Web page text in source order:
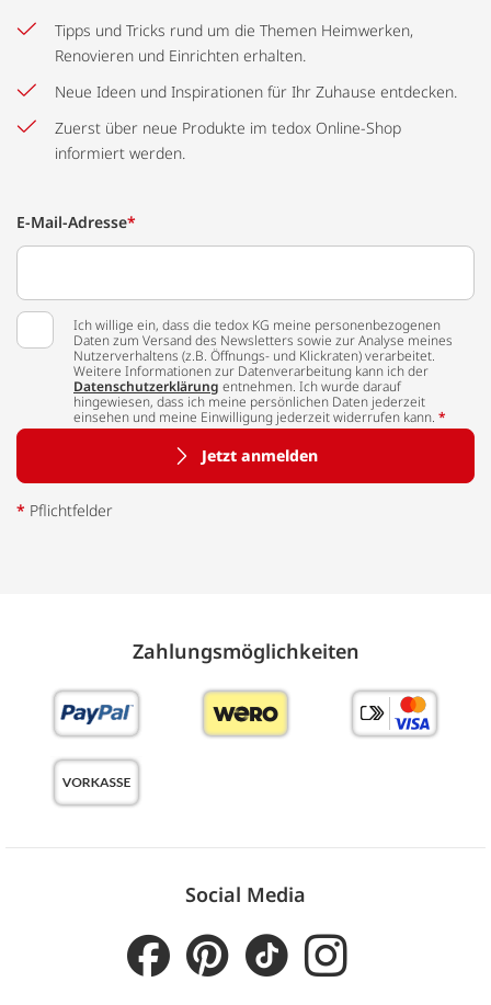
Tipps und Tricks rund um die Themen Heimwerken,
Renovieren und Einrichten erhalten.
Neue Ideen und Inspirationen für Ihr Zuhause entdecken.
Zuerst über neue Produkte im tedox Online-Shop
informiert werden.
E-Mail-Adresse*
Ich willige ein, dass die tedox KG meine personenbezogenen
Daten zum Versand des Newsletters sowie zur Analyse meines
Nutzerverhaltens (z.B. Öffnungs- und Klickraten) verarbeitet.
Weitere Informationen zur Datenverarbeitung kann ich der
Datenschutzerklärung entnehmen. Ich wurde darauf
hingewiesen, dass ich meine persönlichen Daten jederzeit
einsehen und meine Einwilligung jederzeit widerrufen kann. *
Jetzt anmelden
* Pflichtfelder
Zahlungs­möglich­keiten
Social Media